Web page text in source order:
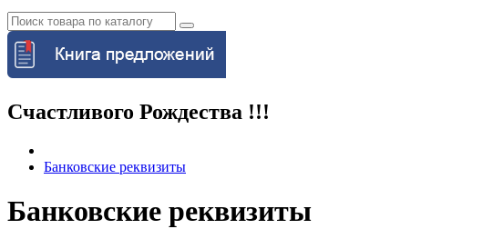
Счастливого Рождества !!!
Банковские реквизиты
Банковские реквизиты